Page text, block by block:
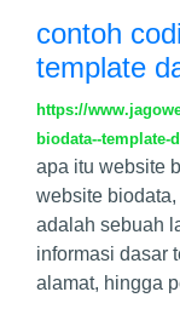
contoh
template
https://
biodata--template-
apa itu website
website
adalah sebuah
informasi dasar
alamat, hingga